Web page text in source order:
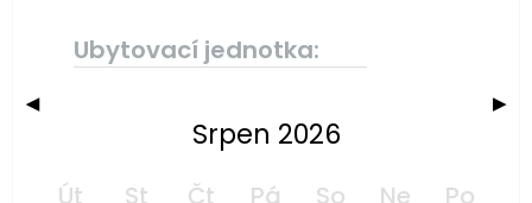
Ubytovací jednotka:
◀ ▶
Srpen 2026
Út St Čt Pá So Ne Po